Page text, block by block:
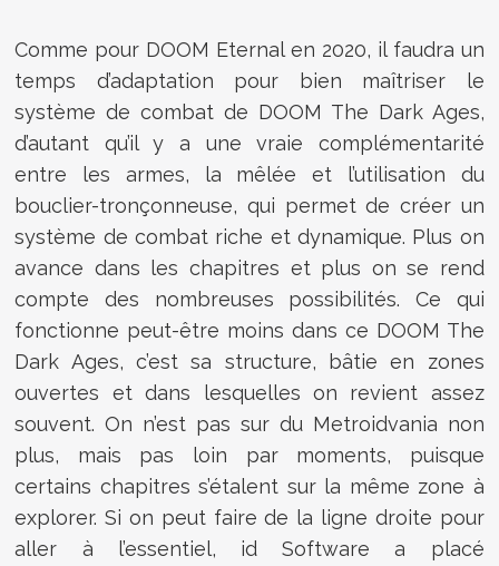
Comme pour DOOM Eternal en 2020, il faudra un
temps d’adaptation pour bien maîtriser le
système de combat de DOOM The Dark Ages,
d’autant qu’il y a une vraie complémentarité
entre les armes, la mêlée et l’utilisation du
bouclier-tronçonneuse, qui permet de créer un
système de combat riche et dynamique. Plus on
avance dans les chapitres et plus on se rend
compte des nombreuses possibilités. Ce qui
fonctionne peut-être moins dans ce DOOM The
Dark Ages, c’est sa structure, bâtie en zones
ouvertes et dans lesquelles on revient assez
souvent. On n’est pas sur du Metroidvania non
plus, mais pas loin par moments, puisque
certains chapitres s’étalent sur la même zone à
explorer. Si on peut faire de la ligne droite pour
aller à l’essentiel, id Software a placé